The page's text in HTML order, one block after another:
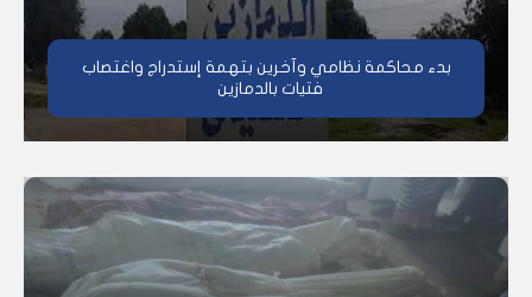
بدء محاكمة نظامي وآخرين بتهمة إستدراج واغتصاب
فتيات بالدمازين